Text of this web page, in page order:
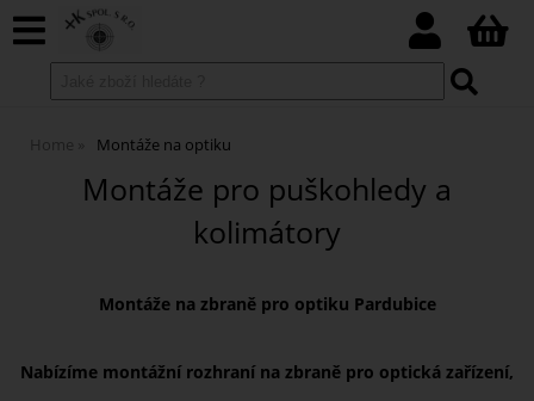
Home Montáže na optiku
Montáže pro puškohledy a
kolimátory
Montáže na zbraně pro optiku Pardubice
Nabízíme montážní rozhraní na zbraně pro optická zařízení,